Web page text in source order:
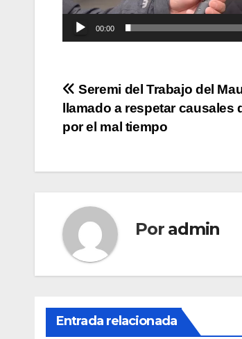
00:00
Navegación
de
Seremi del Trabajo del
llamado a respetar causales
por el mal tiempo
Por admin
Entrada relacionada